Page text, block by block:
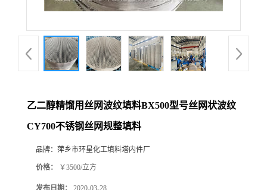
乙二醇精馏用丝网波纹填料BX500型号丝网状波纹
CY700不锈钢丝网规整填料
品牌： 萍乡市环星化工填料塔内件厂
价格： ￥3500/立方
发布日期： 2020-03-28